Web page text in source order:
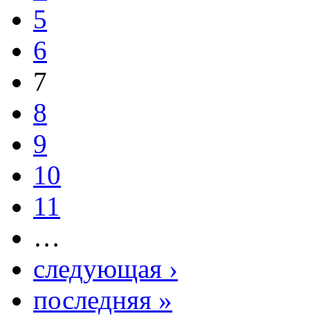
5
6
7
8
9
10
11
…
следующая ›
последняя »